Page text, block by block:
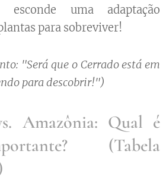
esconde uma adaptação
para sobreviver!
"Será que o Cerrado está em
para descobrir!")
Amazônia: Qual é
(Tabela